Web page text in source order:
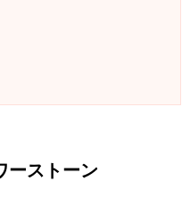
ーストーン